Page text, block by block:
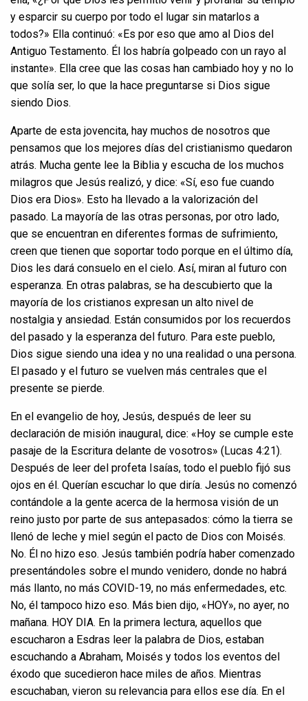
y esparcir su cuerpo por todo el lugar sin matarlos a
todos?» Ella continuó: «Es por eso que amo al Dios del
Antiguo Testamento. Él los habría golpeado con un rayo al
instante». Ella cree que las cosas han cambiado hoy y no lo
que solía ser, lo que la hace preguntarse si Dios sigue
siendo Dios.
Aparte de esta jovencita, hay muchos de nosotros que
pensamos que los mejores días del cristianismo quedaron
atrás. Mucha gente lee la Biblia y escucha de los muchos
milagros que Jesús realizó, y dice: «Sí, eso fue cuando
Dios era Dios». Esto ha llevado a la valorización del
pasado. La mayoría de las otras personas, por otro lado,
que se encuentran en diferentes formas de sufrimiento,
creen que tienen que soportar todo porque en el último día,
Dios les dará consuelo en el cielo. Así, miran al futuro con
esperanza. En otras palabras, se ha descubierto que la
mayoría de los cristianos expresan un alto nivel de
nostalgia y ansiedad. Están consumidos por los recuerdos
del pasado y la esperanza del futuro. Para este pueblo,
Dios sigue siendo una idea y no una realidad o una persona.
El pasado y el futuro se vuelven más centrales que el
presente se pierde.
En el evangelio de hoy, Jesús, después de leer su
declaración de misión inaugural, dice: «Hoy se cumple este
pasaje de la Escritura delante de vosotros» (Lucas 4:21).
Después de leer del profeta Isaías, todo el pueblo fijó sus
ojos en él. Querían escuchar lo que diría. Jesús no comenzó
contándole a la gente acerca de la hermosa visión de un
reino justo por parte de sus antepasados: cómo la tierra se
llenó de leche y miel según el pacto de Dios con Moisés.
No. Él no hizo eso. Jesús también podría haber comenzado
presentándoles sobre el mundo venidero, donde no habrá
más llanto, no más COVID-19, no más enfermedades, etc.
No, él tampoco hizo eso. Más bien dijo, «HOY», no ayer, no
mañana. HOY DIA. En la primera lectura, aquellos que
escucharon a Esdras leer la palabra de Dios, estaban
escuchando a Abraham, Moisés y todos los eventos del
éxodo que sucedieron hace miles de años. Mientras
escuchaban, vieron su relevancia para ellos ese día. En el